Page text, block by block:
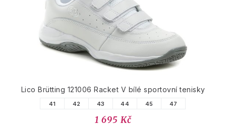
Lico Brütting 121006 Racket V bílé sportovní tenisky
41 42 43 44 45 47
1 695 Kč